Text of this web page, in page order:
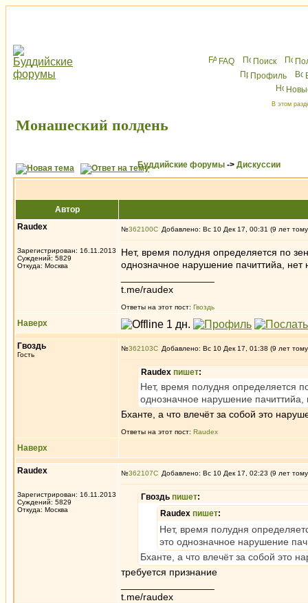
FAQ Поиск
Профиль
В этом
Монашеский полдень
Буддийские форумы -> Дискуссии
Автор
Raudex
Зарегистрирован: 16.11.2013
Суждений: 5829
Откуда: Москва
№362100 Добавлено: Вс 10 Дек 17, 00:31 (9 лет
Нет, время полудня определяется по
однозначное нарушение пачиттийа,
t.me/raudex
Ответы на этот пост: Гвоздь
Наверх
Гвоздь
Гость
№362103 Добавлено: Вс 10 Дек 17, 01:38 (9 лет
Raudex пишет:
Нет, время полудня определяется
однозначное нарушение
Бханте, а что влечёт за собой это
Ответы на этот пост: Raudex
Наверх
Raudex
Зарегистрирован: 16.11.2013
Суждений: 5829
Откуда: Москва
№362107 Добавлено: Вс 10 Дек 17, 02:23 (9 лет
Гвоздь пишет:
Raudex пишет:
Нет, время полудня
это однозначное нарушение
Бханте, а что влечёт за собой это
требуется признание
t.me/raudex